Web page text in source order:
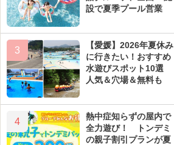
設で夏季プール営業
3
【愛媛】2026年夏休み
に行きたい！おすすめ
水遊びスポット10選
人気＆穴場＆無料も
4
熱中症知らずの屋内で
全力遊び！ トンデミ
の親子割引プランが夏